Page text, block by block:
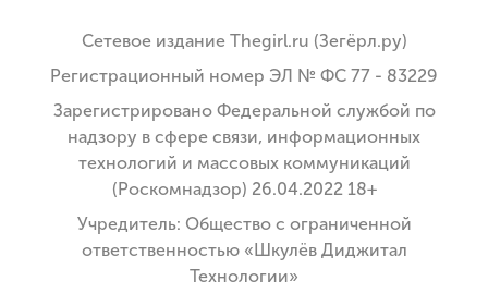
Сетевое издание Thegirl.ru (Зегёрл.ру)
Регистрационный номер ЭЛ № ФС 77 - 83229
Зарегистрировано Федеральной службой по
надзору в сфере связи, информационных
технологий и массовых коммуникаций
(Роскомнадзор) 26.04.2022 18+
Учредитель: Общество с ограниченной
ответственностью «Шкулёв Диджитал
Технологии»